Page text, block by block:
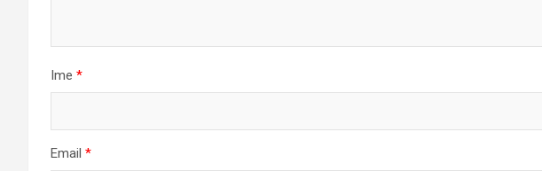
Ime *
Email *